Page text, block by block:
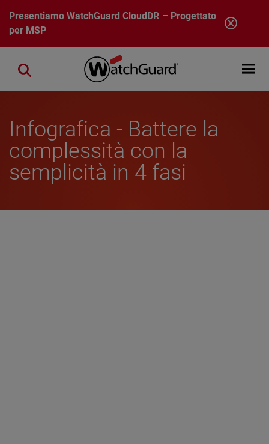
Salta al contenuto principale
PresentiamoWatchGuard CloudDR – Progettato
per MSP
Open
Close search
Infografica - Battere la
complessità con la
semplicità in 4 fasi